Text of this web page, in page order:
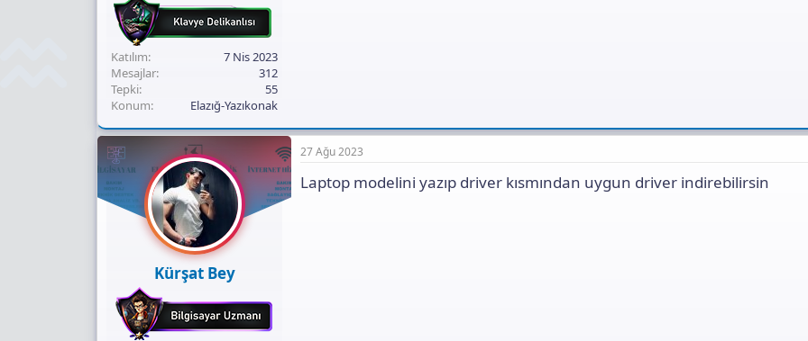
Katılım
7 Nis 2023
Mesajlar
312
Tepki
55
Konum
Elazığ-Yazıkonak
Kürşat Bey
27 Ağu 2023
Laptop modelini yazıp driver kısmından uygun driver indirebilirsin